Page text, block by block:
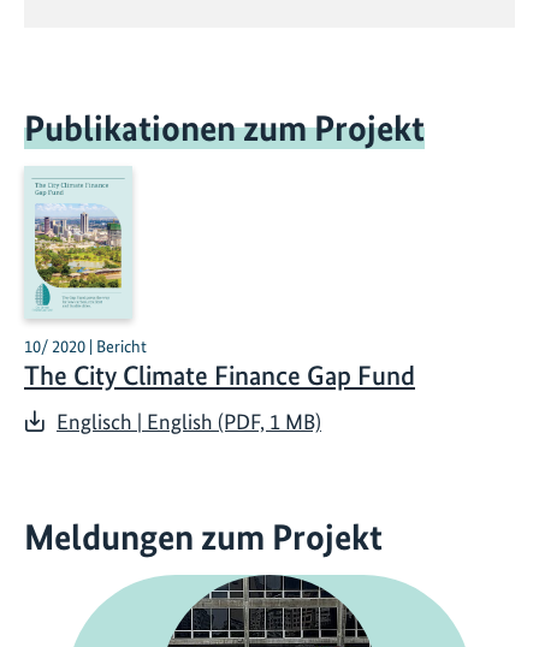
Publikationen zum Projekt
10/ 2020 | Bericht
The City Climate Finance Gap Fund
Englisch | English (PDF, 1 MB)
Meldungen zum Projekt